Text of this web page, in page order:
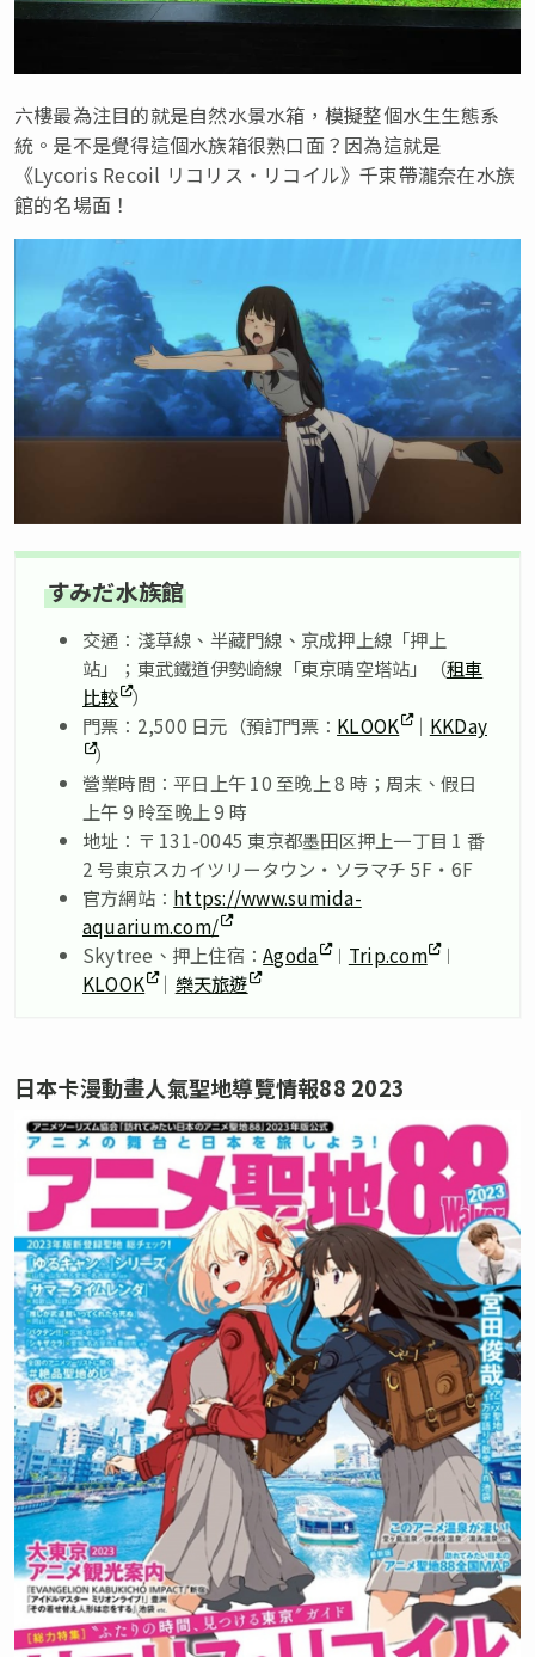
六樓最為注目的就是自然水景水箱，模擬整個水生生態系
統。是不是覺得這個水族箱很熟口面？因為這就是
《Lycoris Recoil リコリス・リコイル》千束帶瀧奈在水族
館的名場面！
すみだ水族館
交通：淺草線、半藏門線、京成押上線「押上
站」；東武鐵道伊勢崎線「東京晴空塔站」（租車
比較 ）
門票：2,500 日元（預訂門票： KLOOK ｜ KKDay
）
營業時間：平日上午 10 至晚上 8 時；周末、假日
上午 9 昤至晚上 9 時
地址：〒 131-0045 東京都墨田区押上一丁目 1 番
2 号東京スカイツリータウン・ソラマチ 5F・6F
官方網站： https://www.sumida-
aquarium.com/
Skytree、押上住宿：Agoda ︱ Trip.com ︱
KLOOK ｜ 樂天旅遊
日本卡漫動畫人氣聖地導覽情報88 2023